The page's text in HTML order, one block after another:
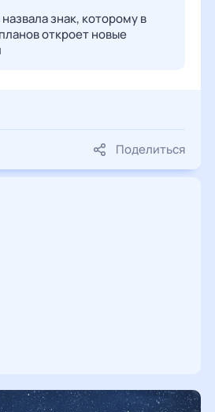
знак, которому в
откроет новые
Поделиться